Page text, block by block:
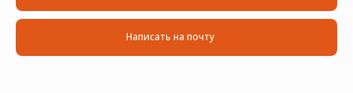
Написать на почту